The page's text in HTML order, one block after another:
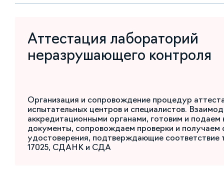
Аттестация лабораторий
неразрушающего контроля
Организация и сопровождение процедур
испытательных центров и специалистов.
аккредитационными органами, готовим и
документы, сопровождаем проверки и получаем
удостоверения, подтверждающие соответствие
17025, СДАНК и СДА